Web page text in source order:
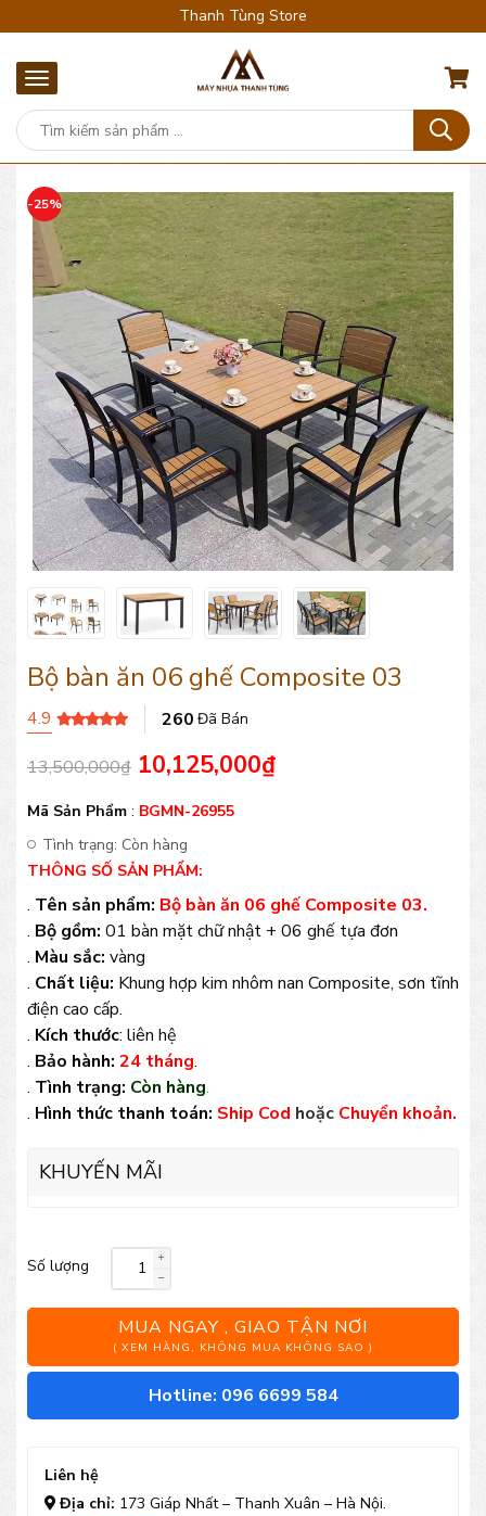
Thanh Tùng Store
-25%
Bộ bàn ăn 06 ghế Composite 03
4.9 260 Đã Bán
13,500,000₫ 10,125,000₫
Mã Sản Phẩm : BGMN-26955
Tình trạng: Còn hàng
THÔNG SỐ SẢN PHẨM:
. Tên sản phẩm: Bộ bàn ăn 06 ghế Composite 03.
. Bộ gồm: 01 bàn mặt chữ nhật + 06 ghế tựa đơn
. Màu sắc: vàng
. Chất liệu: Khung hợp kim nhôm nan Composite, sơn tĩnh
điện cao cấp.
. Kích thước: liên hệ
. Bảo hành: 24 tháng.
. Tình trạng: Còn hàng.
. Hình thức thanh toán: Ship Cod hoặc Chuyển khoản.
KHUYẾN MÃI
Số lượng
Bộ
bàn
ăn
ghế
03
MUA NGAY , GIAO TẬN NƠI
( XEM HÀNG, KHÔNG MUA KHÔNG SAO )
Hotline: 096 6699 584
Liên hệ
Địa chỉ: 173 Giáp Nhất – Thanh Xuân – Hà Nội.